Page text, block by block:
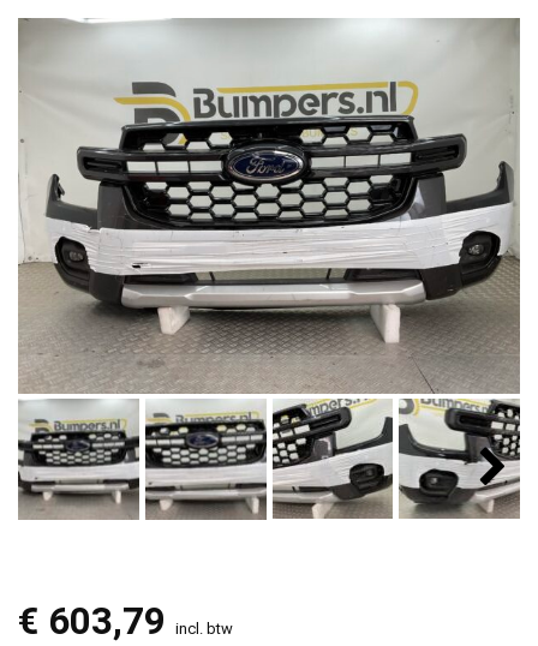
€ 603,79 incl. btw